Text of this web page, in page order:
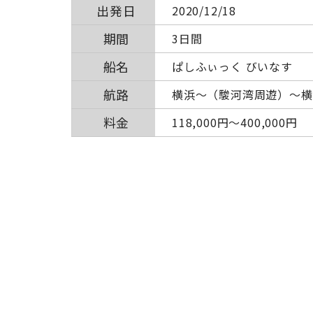
出発日 2020/12/18
期間 3日間
船名 ぱしふぃっく びいなす
航路 横浜～（駿河湾周遊）～
料金 118,000円〜400,000円